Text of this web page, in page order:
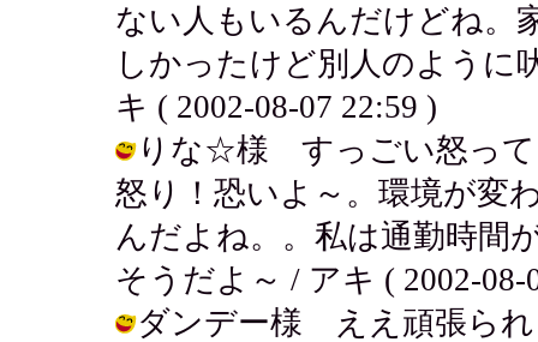
ない人もいるんだけどね。
しかったけど別人のように
キ ( 2002-08-07 22:59 )
りな☆様 すっごい怒って
怒り！恐いよ～。環境が変
んだよね。。私は通勤時間
そうだよ～ / アキ ( 2002-08-
ダンデー様 ええ頑張られ